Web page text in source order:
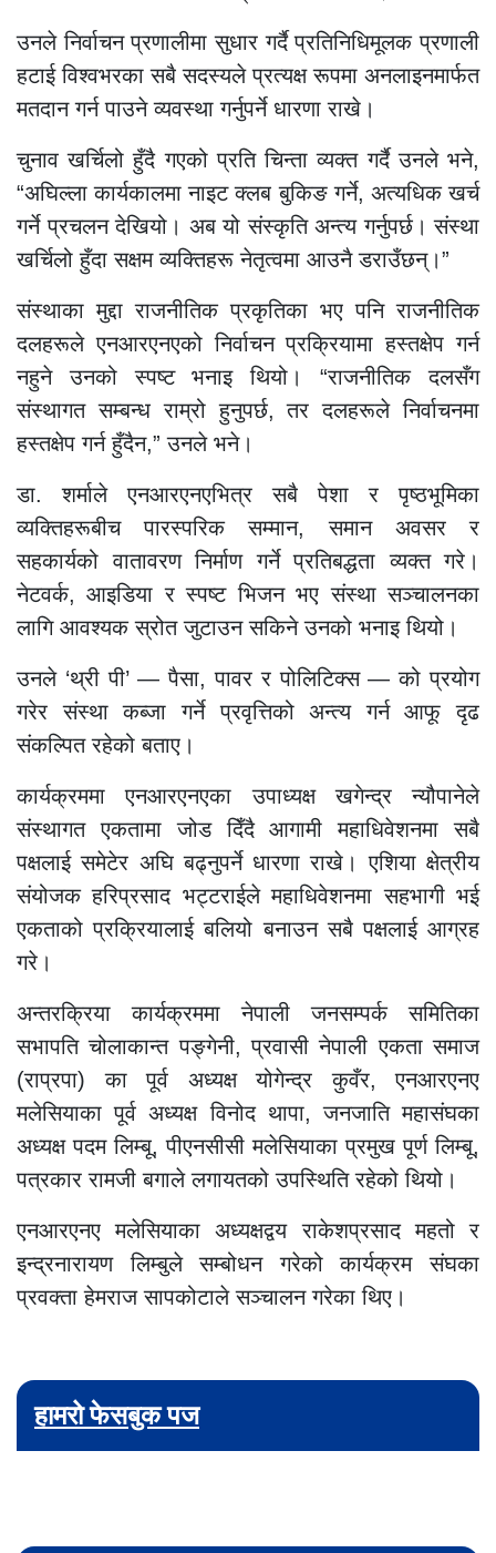
उनले निर्वाचन प्रणालीमा सुधार गर्दै प्रतिनिधिमूलक प्रणाली
हटाई विश्वभरका सबै सदस्यले प्रत्यक्ष रूपमा अनलाइनमार्फत
मतदान गर्न पाउने व्यवस्था गर्नुपर्ने धारणा राखे।
चुनाव खर्चिलो हुँदै गएको प्रति चिन्ता व्यक्त गर्दै उनले भने,
“अघिल्ला कार्यकालमा नाइट क्लब बुकिङ गर्ने, अत्यधिक खर्च
गर्ने प्रचलन देखियो। अब यो संस्कृति अन्त्य गर्नुपर्छ। संस्था
खर्चिलो हुँदा सक्षम व्यक्तिहरू नेतृत्वमा आउनै डराउँछन्।”
संस्थाका मुद्दा राजनीतिक प्रकृतिका भए पनि राजनीतिक
दलहरूले एनआरएनएको निर्वाचन प्रक्रियामा हस्तक्षेप गर्न
नहुने उनको स्पष्ट भनाइ थियो। “राजनीतिक दलसँग
संस्थागत सम्बन्ध राम्रो हुनुपर्छ, तर दलहरूले निर्वाचनमा
हस्तक्षेप गर्न हुँदैन,” उनले भने।
डा. शर्माले एनआरएनएभित्र सबै पेशा र पृष्ठभूमिका
व्यक्तिहरूबीच पारस्परिक सम्मान, समान अवसर र
सहकार्यको वातावरण निर्माण गर्ने प्रतिबद्धता व्यक्त गरे।
नेटवर्क, आइडिया र स्पष्ट भिजन भए संस्था सञ्चालनका
लागि आवश्यक स्रोत जुटाउन सकिने उनको भनाइ थियो।
उनले ‘थ्री पी’ — पैसा, पावर र पोलिटिक्स — को प्रयोग
गरेर संस्था कब्जा गर्ने प्रवृत्तिको अन्त्य गर्न आफू दृढ
संकल्पित रहेको बताए।
कार्यक्रममा एनआरएनएका उपाध्यक्ष खगेन्द्र न्यौपानेले
संस्थागत एकतामा जोड दिँदै आगामी महाधिवेशनमा सबै
पक्षलाई समेटेर अघि बढ्नुपर्ने धारणा राखे। एशिया क्षेत्रीय
संयोजक हरिप्रसाद भट्टराईले महाधिवेशनमा सहभागी भई
एकताको प्रक्रियालाई बलियो बनाउन सबै पक्षलाई आग्रह
गरे।
अन्तरक्रिया कार्यक्रममा नेपाली जनसम्पर्क समितिका
सभापति चोलाकान्त पङ्गेनी, प्रवासी नेपाली एकता समाज
(राप्रपा) का पूर्व अध्यक्ष योगेन्द्र कुवँर, एनआरएनए
मलेसियाका पूर्व अध्यक्ष विनोद थापा, जनजाति महासंघका
अध्यक्ष पदम लिम्बू, पीएनसीसी मलेसियाका प्रमुख पूर्ण लिम्बू,
पत्रकार रामजी बगाले लगायतको उपस्थिति रहेको थियो।
एनआरएनए मलेसियाका अध्यक्षद्वय राकेशप्रसाद महतो र
इन्द्रनारायण लिम्बुले सम्बोधन गरेको कार्यक्रम संघका
प्रवक्ता हेमराज सापकोटाले सञ्चालन गरेका थिए।
हामरो फेसबुक पज